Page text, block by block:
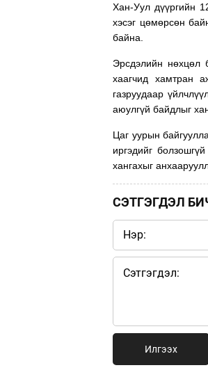
Хан-Уул дүүргийн
хэсэг цөмөрсөн
байна.
Эрсдэлийн нөхцөл
хаагчид хамтран
газруудаар
аюулгүй байдлыг
Цаг уурын
иргэдийг
хангахыг
СЭТГЭГДЭЛ
Илгээх